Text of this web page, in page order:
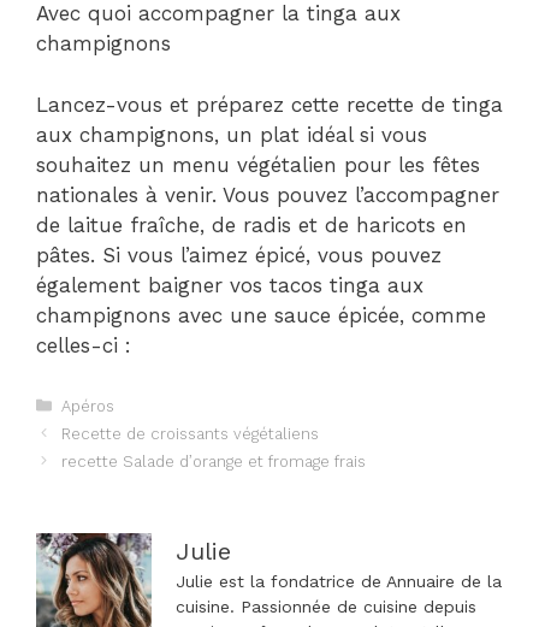
Avec quoi accompagner la tinga aux
champignons
Lancez-vous et préparez cette recette de tinga
aux champignons, un plat idéal si vous
souhaitez un menu végétalien pour les fêtes
nationales à venir. Vous pouvez l’accompagner
de laitue fraîche, de radis et de haricots en
pâtes. Si vous l’aimez épicé, vous pouvez
également baigner vos tacos tinga aux
champignons avec une sauce épicée, comme
celles-ci :
Catégories
Apéros
Navigation
des
Recette de croissants végétaliens
recette Salade d’orange et fromage frais
Julie
Julie est la fondatrice de Annuaire de la
cuisine. Passionnée de cuisine depuis